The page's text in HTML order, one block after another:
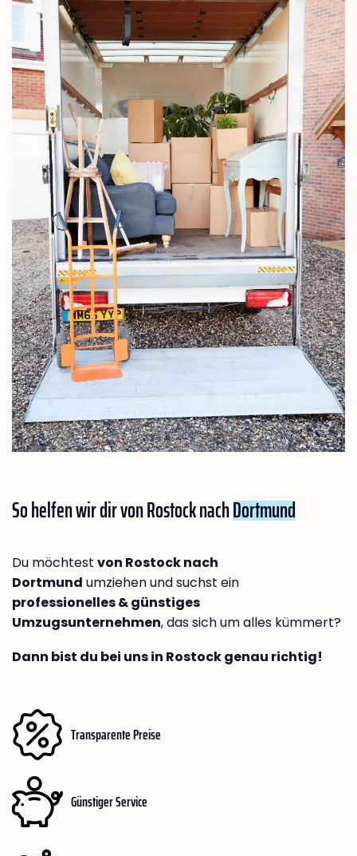
So helfen wir dir von Rostock nachDortmund
Du möchtest von Rostock nach
Dortmund umziehen und suchst ein
professionelles & günstiges
Umzugsunternehmen, das sich um alles kümmert?
Dann bist du bei uns in Rostock genau richtig!
Transparente Preise
Günstiger Service